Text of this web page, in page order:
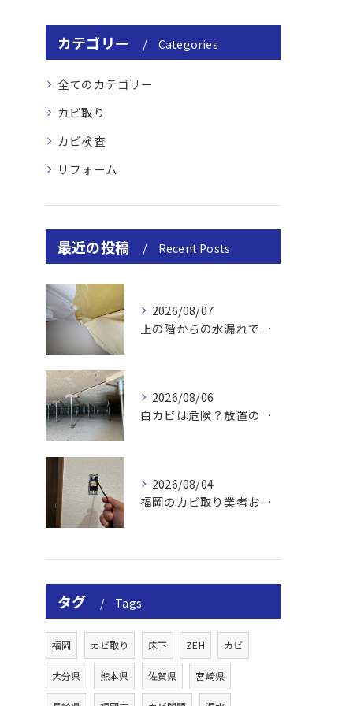
カテゴリー Categories
全てのカテゴリー
カビ取り
カビ検査
リフォーム
最近の投稿 Recent Posts
2026/08/07
上の階からの水漏れでカビ｜対処法と業者
2026/08/06
白カビは危険？放置のリスクと取り方
2026/08/04
福岡のカビ取り業者おすすめの選び方と費用
タグ Tags
福岡 カビ取り 床下 ZEH カビ
大分県 熊本県 佐賀県 宮崎県